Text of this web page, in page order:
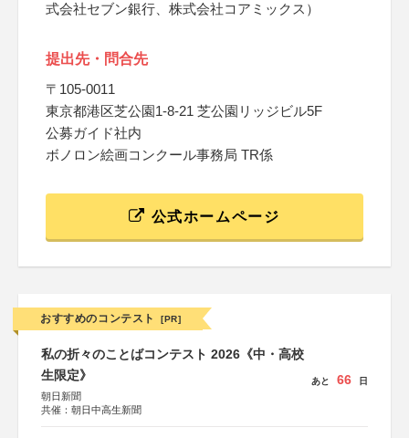
式会社セブン銀行、株式会社コアミックス）
提出先・問合先
〒105-0011
東京都港区芝公園1-8-21 芝公園リッジビル5F
公募ガイド社内
ボノロン絵画コンクール事務局 TR係
公式ホームページ
おすすめのコンテスト [PR]
私の折々のことばコンテスト 2026《中・高校
生限定》
朝日新聞
共催：朝日中高生新聞
あと 66 日